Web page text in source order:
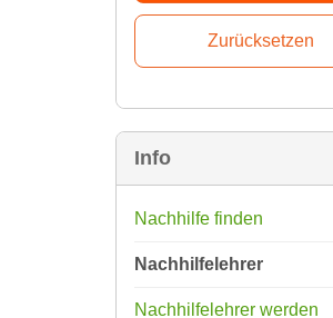
Info
Nachhilfe finden
Nachhilfelehrer
Nachhilfelehrer werden